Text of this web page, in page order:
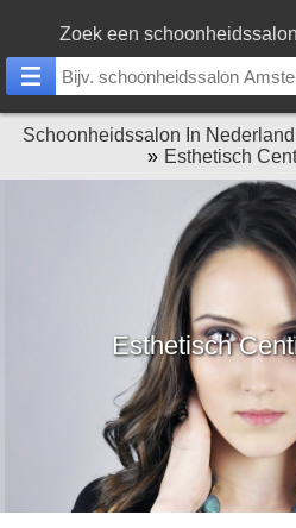
Zoek een
Schoonheidssalon In Nederland
Esthetisch
Esthetisch